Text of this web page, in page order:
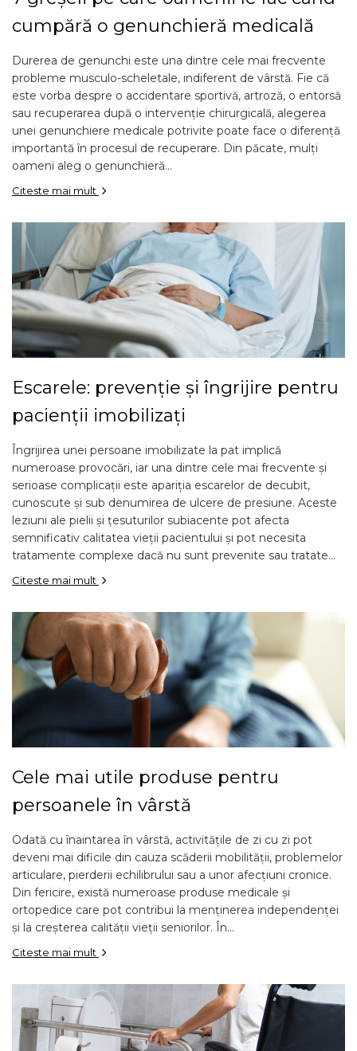
SUPERIOR
ORTEZE PENTRU MEMBRUL
ORTEZE PENTRU COLOANA
VERTEBRALA
ORTEZE FACIALE
PROTEZA EXTERNA DE SAN
SI ACCESORII
SUSTINATORI PLANTARI
PERSONALIZATI
PLASTURI
PRODUSE ABENA
SALTELE ANTIESCARE
SCAUNE DE DUS
SCAUNE DE TOALETA
SCUTECE
STETOSCOAPE LITTMANN
TERMOMETRE
cumpără o genunchieră medicală
Durerea de genunchi este una dintre cele mai frecvente
probleme musculo-scheletale, indiferent de vârstă. Fie că
este vorba despre o accidentare sportivă, artroză, o entorsă
sau recuperarea după o intervenție chirurgicală, alegerea
unei genunchiere medicale potrivite poate face o diferență
importantă în procesul de recuperare. Din păcate, mulți
oameni aleg o genunchieră...
Citeste mai mult
Escarele: prevenție și îngrijire pentru
pacienții imobilizați
Îngrijirea unei persoane imobilizate la pat implică
numeroase provocări, iar una dintre cele mai frecvente și
serioase complicații este apariția escarelor de decubit,
cunoscute și sub denumirea de ulcere de presiune. Aceste
leziuni ale pielii și țesuturilor subiacente pot afecta
semnificativ calitatea vieții pacientului și pot necesita
tratamente complexe dacă nu sunt prevenite sau tratate...
Citeste mai mult
Cele mai utile produse pentru
persoanele în vârstă
Odată cu înaintarea în vârstă, activitățile de zi cu zi pot
deveni mai dificile din cauza scăderii mobilității, problemelor
articulare, pierderii echilibrului sau a unor afecțiuni cronice.
Din fericire, există numeroase produse medicale și
ortopedice care pot contribui la menținerea independenței
și la creșterea calității vieții seniorilor. În...
Citeste mai mult